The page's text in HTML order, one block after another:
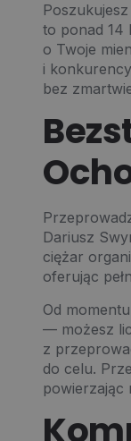
to ponad 14
o Twoje
i
bez
Dariusz
ciężar
oferując
Od
— możesz
z
do celu.
powierzając